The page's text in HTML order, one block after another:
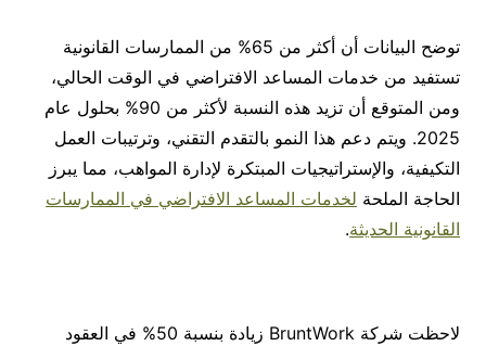
توضح البيانات أن أكثر من 65% من الممارسات القانونية
تستفيد من خدمات المساعد الافتراضي في الوقت الحالي،
ومن المتوقع أن تزيد هذه النسبة لأكثر من 90% بحلول عام
2025. ويتم دعم هذا النمو بالتقدم التقني، وترتيبات العمل
التكيفية، والإستراتيجيات المبتكرة لإدارة المواهب، مما يبرز
الحاجة الملحة لخدمات المساعد الافتراضي في الممارسات
القانونية الحديثة.
لاحظت شركة BruntWork زيادة بنسبة 50% في العقود